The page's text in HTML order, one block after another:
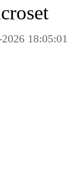
18:05:01